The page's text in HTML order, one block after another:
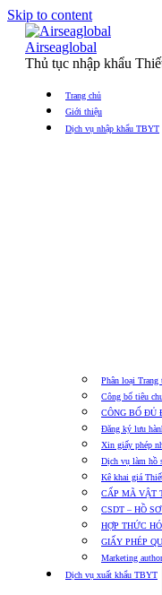
Skip to content
Airseaglobal
Thủ tục nhập khẩu
Trang chủ
Giới thiệu
Dịch vụ nhập khẩu TBYT
Phân loại
Công bố tiêu
CÔNG BỐ ĐỦ
Đăng ký lưu
Xin giấy phép
Dịch vụ làm hồ
Kê khai giá
CẤP MÃ VẬT
CSDT – HỒ
HỢP THỨC
GIẤY PHÉP
Marketing
Dịch vụ xuất khẩu TBYT